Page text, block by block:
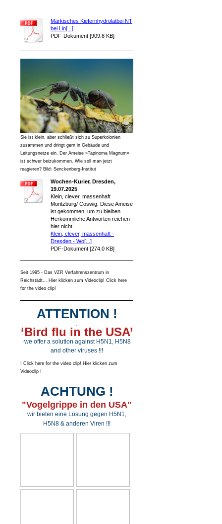
Märkisches Kiefernhydrolatbei NT
bei Lin[...]
PDF-Dokument [909.8 KB]
Sie ist klein, aber schließt sich zu Superkolonien
zusammen und dringt gern in Gebäude und
Leitungsnetze ein. Der Ameise »Tapinoma Magnum«
ist schwer beizukommen. Wie soll man jetzt
reagieren? Bild: Senckenberg-Institut
Wochen-Kurier, Dresden,
19.07.2025
Klein, clever, massenhaft
Moritzburg/ Coswig. Diese Ameise
ist gekommen, um zu bleiben.
Herkömmliche Antworten reichen
hier nicht
Klein, clever, massenhaft -
Dresden - Wo[...]
PDF-Dokument [274.0 KB]
Seit 1995 - Das VZR Verfahrenszentrum in
Reichstädt... Hier klicken zum Videoclip! Click here
for the video clip!
ATTENTION !
‘Bird flu in the USA’
we offer a solution against H5N1, H5N8
and other viruses !!!
! Click here for the video clip! Hier klicken zum
Videoclip !
ACHTUNG !
"Vogelgrippe in den USA"
wir bieten eine Lösung gegen H5N1,
H5N8 & anderen Viren !!!